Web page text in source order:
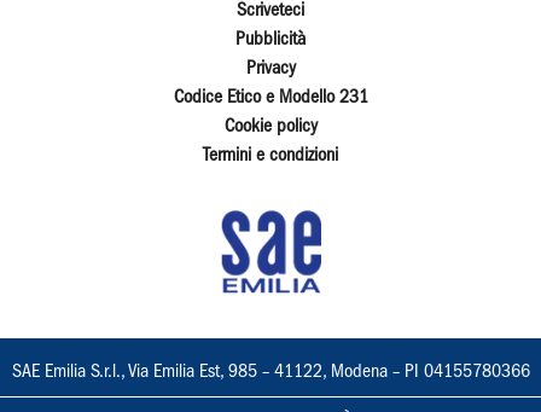
Scriveteci
Pubblicità
Privacy
Codice Etico e Modello 231
Cookie policy
Termini e condizioni
SAE Emilia S.r.l., Via Emilia Est, 985 – 41122, Modena – PI 04155780366